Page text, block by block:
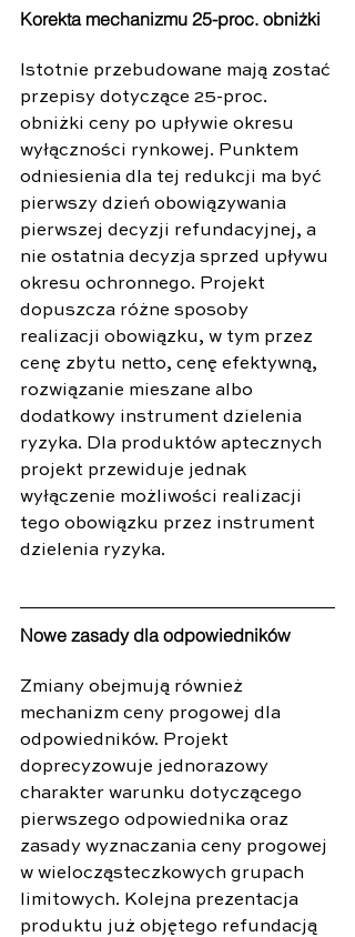
Korekta mechanizmu 25-proc. obniżki
Istotnie przebudowane mają zostać
przepisy dotyczące 25-proc.
obniżki ceny po upływie okresu
wyłączności rynkowej. Punktem
odniesienia dla tej redukcji ma być
pierwszy dzień obowiązywania
pierwszej decyzji refundacyjnej, a
nie ostatnia decyzja sprzed upływu
okresu ochronnego. Projekt
dopuszcza różne sposoby
realizacji obowiązku, w tym przez
cenę zbytu netto, cenę efektywną,
rozwiązanie mieszane albo
dodatkowy instrument dzielenia
ryzyka. Dla produktów aptecznych
projekt przewiduje jednak
wyłączenie możliwości realizacji
tego obowiązku przez instrument
dzielenia ryzyka.
Nowe zasady dla odpowiedników
Zmiany obejmują również
mechanizm ceny progowej dla
odpowiedników. Projekt
doprecyzowuje jednorazowy
charakter warunku dotyczącego
pierwszego odpowiednika oraz
zasady wyznaczania ceny progowej
w wielocząsteczkowych grupach
limitowych. Kolejna prezentacja
produktu już objętego refundacją